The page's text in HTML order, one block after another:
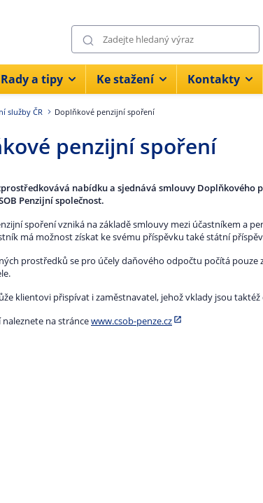
Rady a tipy Ke stažení Kontakty
služby ČR Doplňkové penzijní spoření
penzijní spoření
nabídku a sjednává smlouvy Doplňkového
Penzijní společnost.
spoření vzniká na základě smlouvy mezi účastníkem a
má možnost získat ke svému příspěvku také státní
prostředků se pro účely daňového odpočtu počítá
klientovi přispívat i zaměstnavatel, jehož vklady jsou
na stráncewww.csob-penze.cz